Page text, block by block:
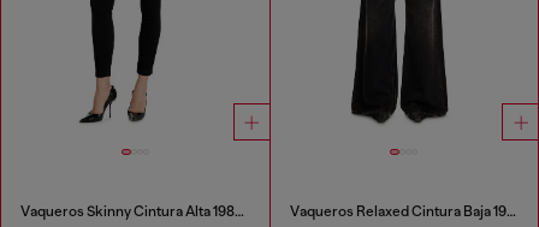
Vaqueros Skinny Cintura Alta 1984 Slandy-High Vaqueros Relaxed Cintura Baja 1996 D-Sire